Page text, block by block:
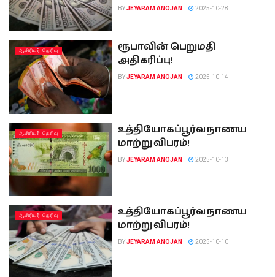
BYJEYARAM ANOJAN 2025-10-28
ஆசிரியர் தெரிவு
ரூபாவின் பெறுமதி
அதிகரிப்பு!
BYJEYARAM ANOJAN 2025-10-14
ஆசிரியர் தெரிவு
உத்தியோகப்பூர்வ நாணய
மாற்று விபரம்!
BYJEYARAM ANOJAN 2025-10-13
ஆசிரியர் தெரிவு
உத்தியோகப்பூர்வ நாணய
மாற்று விபரம்!
BYJEYARAM ANOJAN 2025-10-10